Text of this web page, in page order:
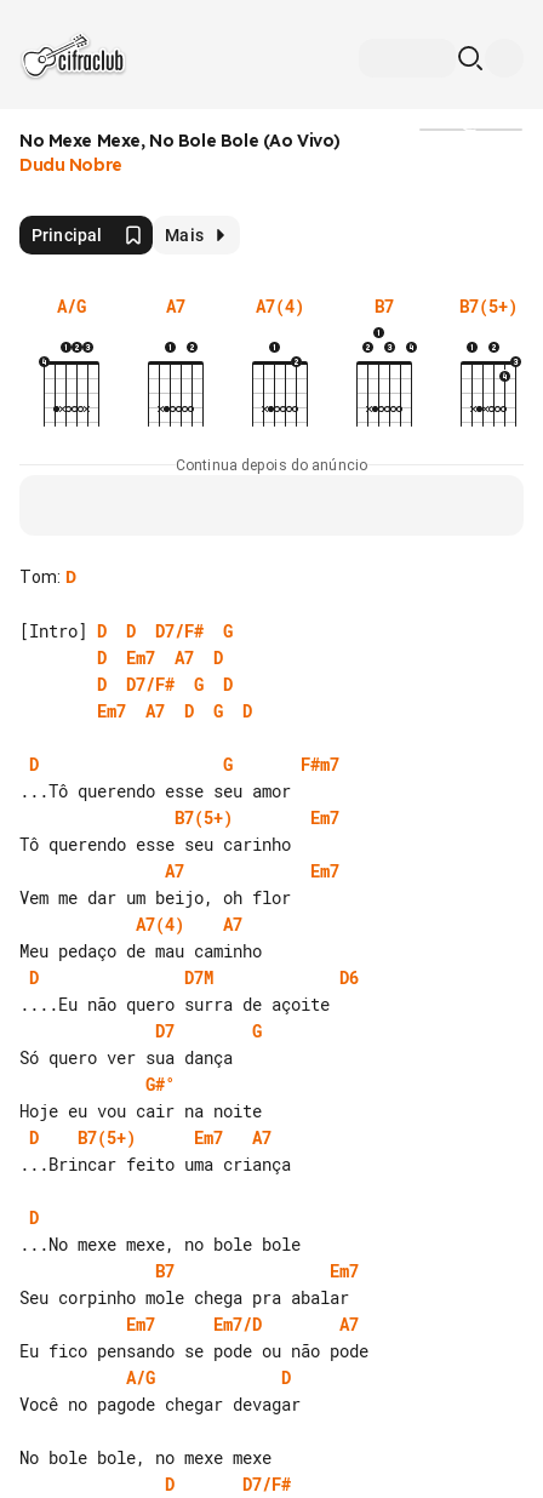
No Mexe Mexe, No Bole Bole (Ao Vivo)
Dudu Nobre
Principal Mais
A/G A7 A7(4) B7 B7(5+)
Continua depois do anúncio
Tom: D
[Intro] D D D7/F#
G
D
Em7 A7
D
D
D7/F# G
D
Em7
A7 D G D
D G
F#m7
B7(5+)
Em7
A7
Em7
A7(4)
A7
D
D7M
D6
D7
G
G#°
D
B7(5+) Em7
A7
...Brincar feito uma criança
D
B7
Em7
Em7
Em7/D
A7
A/G
D
Você no pagode chegar devagar
D
D7/F#